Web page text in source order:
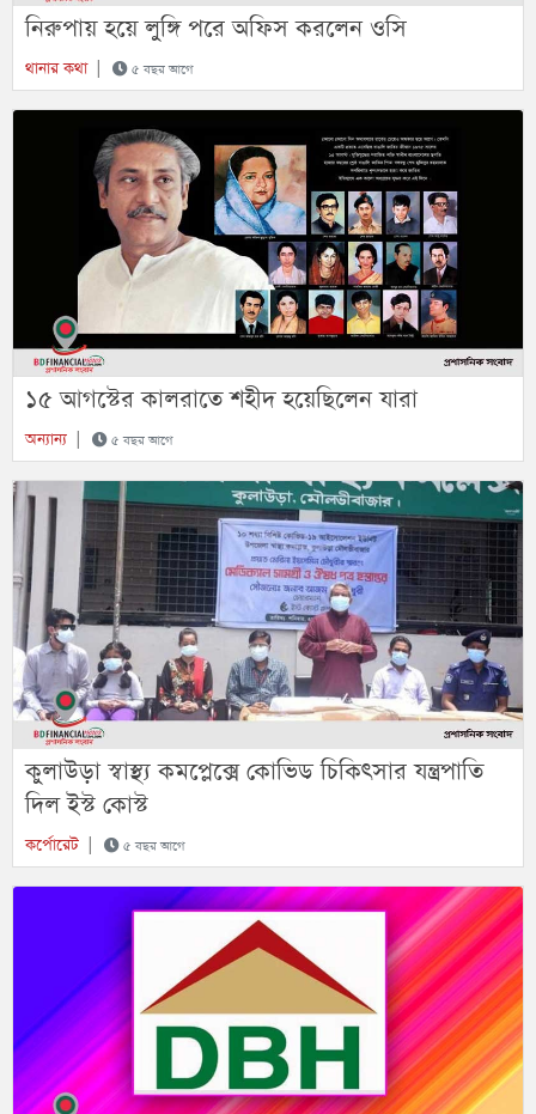
নিরুপায় হয়ে লুঙ্গি পরে অফিস করলেন ওসি
থানার কথা| ৫ বছর আগে
১৫ আগস্টের কালরাতে শহীদ হয়েছিলেন যারা
অন্যান্য ৫ বছর আগে
কুলাউড়া স্বাস্থ্য কমপ্লেক্সে কোভিড চিকিৎসার যন্ত্রপাতি
দিল ইস্ট কোস্ট
কর্পোরেট ৫ বছর আগে